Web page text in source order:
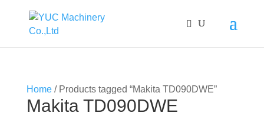
Home/ Products tagged “Makita TD090DWE”
Makita TD090DWE